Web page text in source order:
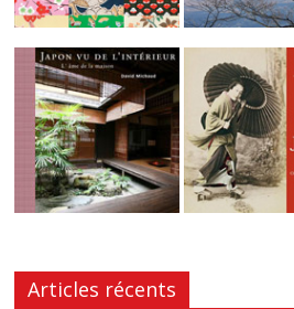
Articles récents